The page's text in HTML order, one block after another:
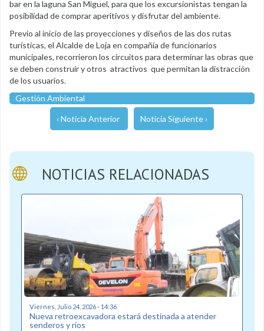
bar en la laguna San Miguel, para que los excursionistas tengan la
posibilidad de comprar aperitivos y disfrutar del ambiente.
Previo al inicio de las proyecciones y diseños de las dos rutas
turísticas, el Alcalde de Loja en compañía de funcionarios
municipales, recorrieron los circuitos para determinar las obras que
se deben construir y otros atractivos que permitan la distracción
de los usuarios.
Gestión Ambiental
‹ Noticia Anterior Noticia Siguiente ›
NOTICIAS RELACIONADAS
Viernes, Julio 24, 2026 - 14:36
Nueva retroexcavadora estará destinada a atender
senderos y ríos